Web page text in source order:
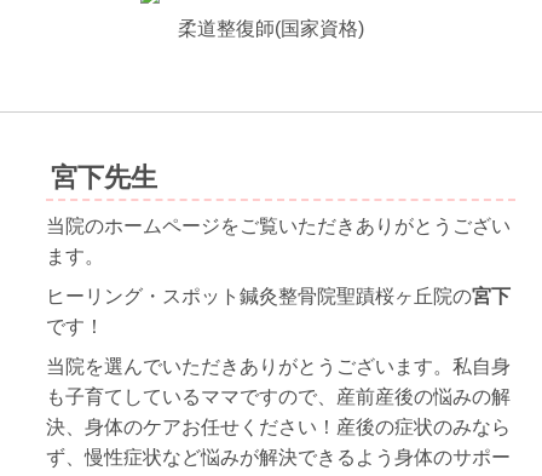
柔道整復師(国家資格)
宮下先生
当院のホームページをご覧いただきありがとうござい
ます。
ヒーリング・スポット鍼灸整骨院聖蹟桜ヶ丘院の宮下
です！
当院を選んでいただきありがとうございます。私自身
も子育てしているママですので、産前産後の悩みの解
決、身体のケアお任せください！産後の症状のみなら
ず、慢性症状など悩みが解決できるよう身体のサポー